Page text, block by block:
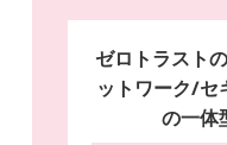
ゼロトラスト
ットワーク/セ
の一体